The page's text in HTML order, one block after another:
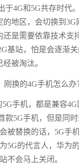
于4G和5G共存时代
的地区，会切换到3G
还是需要依靠技术支
基站，怕是会逐渐
被淘汰。
手机，都是兼容
款5G手机，但是同
被替换的话，5G手
5G的代言人，华为
不会马上关闭。